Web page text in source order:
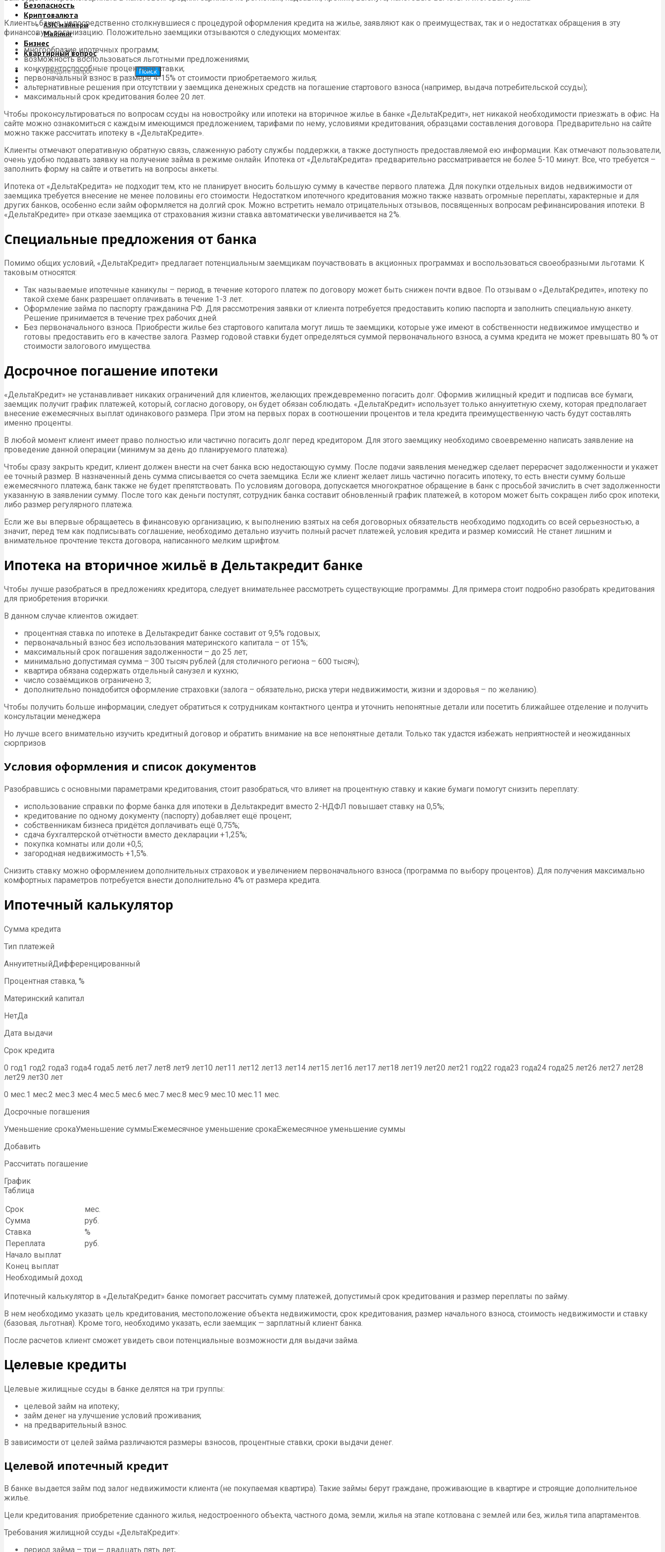
Безопасность
Криптовалюта
ASIC майнеры
Майнинг
Бизнес
Квартирный вопрос
Поиск
Клиенты банка, непосредственно столкнувшиеся с процедурой оформления кредита на жилье, заявляют как о преимуществах, так и о недостатках обращения в эту
финансовую организацию. Положительно заемщики отзываются о следующих моментах:
многообразие ипотечных программ;
возможность воспользоваться льготными предложениями;
конкурентоспособные процентные ставки;
первоначальный взнос в размере 4-15% от стоимости приобретаемого жилья;
альтернативные решения при отсутствии у заемщика денежных средств на погашение стартового взноса (например, выдача потребительской ссуды);
максимальный срок кредитования более 20 лет.
Чтобы проконсультироваться по вопросам ссуды на новостройку или ипотеки на вторичное жилье в банке «ДельтаКредит», нет никакой необходимости приезжать в офис. На
сайте можно ознакомиться с каждым имеющимся предложением, тарифами по нему, условиями кредитования, образцами составления договора. Предварительно на сайте
можно также рассчитать ипотеку в «ДельтаКредите».
Клиенты отмечают оперативную обратную связь, слаженную работу службы поддержки, а также доступность предоставляемой ею информации. Как отмечают пользователи,
очень удобно подавать заявку на получение займа в режиме онлайн. Ипотека от «ДельтаКредита» предварительно рассматривается не более 5-10 минут. Все, что требуется –
заполнить форму на сайте и ответить на вопросы анкеты.
Ипотека от «ДельтаКредита» не подходит тем, кто не планирует вносить большую сумму в качестве первого платежа. Для покупки отдельных видов недвижимости от
заемщика требуется внесение не менее половины его стоимости. Недостатком ипотечного кредитования можно также назвать огромные переплаты, характерные и для
других банков, особенно если займ оформляется на долгий срок. Можно встретить немало отрицательных отзывов, посвященных вопросам рефинансирования ипотеки. В
«ДельтаКредите» при отказе заемщика от страхования жизни ставка автоматически увеличивается на 2%.
Специальные предложения от банка
Помимо общих условий, «ДельтаКредит» предлагает потенциальным заемщикам поучаствовать в акционных программах и воспользоваться своеобразными льготами. К
таковым относятся:
Так называемые ипотечные каникулы – период, в течение которого платеж по договору может быть снижен почти вдвое. По отзывам о «ДельтаКредите», ипотеку по
такой схеме банк разрешает оплачивать в течение 1-3 лет.
Оформление займа по паспорту гражданина РФ. Для рассмотрения заявки от клиента потребуется предоставить копию паспорта и заполнить специальную анкету.
Решение принимается в течение трех рабочих дней.
Без первоначального взноса. Приобрести жилье без стартового капитала могут лишь те заемщики, которые уже имеют в собственности недвижимое имущество и
готовы предоставить его в качестве залога. Размер годовой ставки будет определяться суммой первоначального взноса, а сумма кредита не может превышать 80 % от
стоимости залогового имущества.
Досрочное погашение ипотеки
«ДельтаКредит» не устанавливает никаких ограничений для клиентов, желающих преждевременно погасить долг. Оформив жилищный кредит и подписав все бумаги,
заемщик получит график платежей, который, согласно договору, он будет обязан соблюдать. «ДельтаКредит» использует только аннуитетную схему, которая предполагает
внесение ежемесячных выплат одинакового размера. При этом на первых порах в соотношении процентов и тела кредита преимущественную часть будут составлять
именно проценты.
В любой момент клиент имеет право полностью или частично погасить долг перед кредитором. Для этого заемщику необходимо своевременно написать заявление на
проведение данной операции (минимум за день до планируемого платежа).
Чтобы сразу закрыть кредит, клиент должен внести на счет банка всю недостающую сумму. После подачи заявления менеджер сделает перерасчет задолженности и укажет
ее точный размер. В назначенный день сумма списывается со счета заемщика. Если же клиент желает лишь частично погасить ипотеку, то есть внести сумму больше
ежемесячного платежа, банк также не будет препятствовать. По условиям договора, допускается многократное обращение в банк с просьбой зачислить в счет задолженности
указанную в заявлении сумму. После того как деньги поступят, сотрудник банка составит обновленный график платежей, в котором может быть сокращен либо срок ипотеки,
либо размер регулярного платежа.
Если же вы впервые обращаетесь в финансовую организацию, к выполнению взятых на себя договорных обязательств необходимо подходить со всей серьезностью, а
значит, перед тем как подписывать соглашение, необходимо детально изучить полный расчет платежей, условия кредита и размер комиссий. Не станет лишним и
внимательное прочтение текста договора, написанного мелким шрифтом.
Ипотека на вторичное жильё в Дельтакредит банке
Чтобы лучше разобраться в предложениях кредитора, следует внимательнее рассмотреть существующие программы. Для примера стоит подробно разобрать кредитования
для приобретения вторички.
В данном случае клиентов ожидает:
процентная ставка по ипотеке в Дельтакредит банке составит от 9,5% годовых;
первоначальный взнос без использования материнского капитала – от 15%;
максимальный срок погашения задолженности – до 25 лет;
минимально допустимая сумма – 300 тысяч рублей (для столичного региона – 600 тысяч);
квартира обязана содержать отдельный санузел и кухню;
число созаёмщиков ограничено 3;
дополнительно понадобится оформление страховки (залога – обязательно, риска утери недвижимости, жизни и здоровья – по желанию).
Чтобы получить больше информации, следует обратиться к сотрудникам контактного центра и уточнить непонятные детали или посетить ближайшее отделение и получить
консультации менеджера
Но лучше всего внимательно изучить кредитный договор и обратить внимание на все непонятные детали. Только так удастся избежать неприятностей и неожиданных
сюрпризов
Условия оформления и список документов
Разобравшись с основными параметрами кредитования, стоит разобраться, что влияет на процентную ставку и какие бумаги помогут снизить переплату:
использование справки по форме банка для ипотеки в Дельтакредит вместо 2-НДФЛ повышает ставку на 0,5%;
кредитование по одному документу (паспорту) добавляет ещё процент;
собственникам бизнеса придётся доплачивать ещё 0,75%;
сдача бухгалтерской отчётности вместо декларации +1,25%;
покупка комнаты или доли +0,5;
загородная недвижимость +1,5%.
Снизить ставку можно оформлением дополнительных страховок и увеличением первоначального взноса (программа по выбору процентов). Для получения максимально
комфортных параметров потребуется внести дополнительно 4% от размера кредита.
Ипотечный калькулятор
Сумма кредита
Тип платежей
АннуитетныйДифференцированный
Процентная ставка, %
Материнский капитал
НетДа
Дата выдачи
Срок кредита
0 год1 год2 года3 года4 года5 лет6 лет7 лет8 лет9 лет10 лет11 лет12 лет13 лет14 лет15 лет16 лет17 лет18 лет19 лет20 лет21 год22 года23 года24 года25 лет26 лет27 лет28
лет29 лет30 лет
0 мес.1 мес.2 мес.3 мес.4 мес.5 мес.6 мес.7 мес.8 мес.9 мес.10 мес.11 мес.
Досрочные погашения
Уменьшение срокаУменьшение суммыЕжемесячное уменьшение срокаЕжемесячное уменьшение суммы
Добавить
Рассчитать погашение
График
Таблица
Срок
мес.
Сумма
руб.
Ставка
%
Переплата
руб.
Начало выплат
Конец выплат
Необходимый доход
Ипотечный калькулятор в «ДельтаКредит» банке помогает рассчитать сумму платежей, допустимый срок кредитования и размер переплаты по займу.
В нем необходимо указать цель кредитования, местоположение объекта недвижимости, срок кредитования, размер начального взноса, стоимость недвижимости и ставку
(базовая, льготная). Кроме того, необходимо указать, если заемщик — зарплатный клиент банка.
После расчетов клиент сможет увидеть свои потенциальные возможности для выдачи займа.
Целевые кредиты
Целевые жилищные ссуды в банке делятся на три группы:
целевой займ на ипотеку;
займ денег на улучшение условий проживания;
на предварительный взнос.
В зависимости от целей займа различаются размеры взносов, процентные ставки, сроки выдачи денег.
Целевой ипотечный кредит
В банке выдается займ под залог недвижимости клиента (не покупаемая квартира). Такие займы берут граждане, проживающие в квартире и строящие дополнительное
жилье.
Цели кредитования: приобретение сданного жилья, недостроенного объекта, частного дома, земли, жилья на этапе котлована с землей или без, жилья типа апартаментов.
Требования жилищной ссуды «ДельтаКредит»:
период займа – три — двадцать пять лет;